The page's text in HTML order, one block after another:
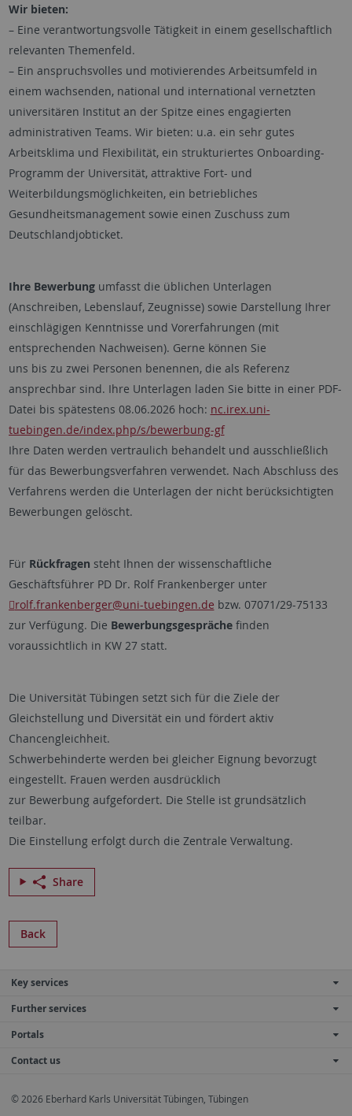
Wir bieten:
– Eine verantwortungsvolle Tätigkeit in einem gesellschaftlich
relevanten Themenfeld.
– Ein anspruchsvolles und motivierendes Arbeitsumfeld in
einem wachsenden, national und international vernetzten
universitären Institut an der Spitze eines engagierten
administrativen Teams. Wir bieten: u.a. ein sehr gutes
Arbeitsklima und Flexibilität, ein strukturiertes Onboarding-
Programm der Universität, attraktive Fort- und
Weiterbildungsmöglichkeiten, ein betriebliches
Gesundheitsmanagement sowie einen Zuschuss zum
Deutschlandjobticket.
Ihre Bewerbungumfasst die üblichen Unterlagen
(Anschreiben, Lebenslauf, Zeugnisse) sowie Darstellung Ihrer
einschlägigen Kenntnisse und Vorerfahrungen (mit
entsprechenden Nachweisen). Gerne können Sie
uns bis zu zwei Personen benennen, die als Referenz
ansprechbar sind. Ihre Unterlagen laden Sie bitte in einer PDF-
Datei bis spätestens 08.06.2026 hoch: nc.irex.uni-
tuebingen.de/index.php/s/bewerbung-gf
Ihre Daten werden vertraulich behandelt und ausschließlich
für das Bewerbungsverfahren verwendet. Nach Abschluss des
Verfahrens werden die Unterlagen der nicht berücksichtigten
Bewerbungen gelöscht.
Für Rückfragen steht Ihnen der wissenschaftliche
Geschäftsführer PD Dr. Rolf Frankenberger unter
rolf.frankenberger@uni-tuebingen.de bzw. 07071/29-75133
zur Verfügung. Die Bewerbungsgesprächefinden
voraussichtlich in KW 27 statt.
Die Universität Tübingen setzt sich für die Ziele der
Gleichstellung und Diversität ein und fördert aktiv
Chancengleichheit.
Schwerbehinderte werden bei gleicher Eignung bevorzugt
eingestellt. Frauen werden ausdrücklich
zur Bewerbung aufgefordert. Die Stelle ist grundsätzlich
teilbar.
Die Einstellung erfolgt durch die Zentrale Verwaltung.
Share
Back
Key services
Further services
Portals
Contact us
© 2026 Eberhard Karls Universität Tübingen, Tübingen